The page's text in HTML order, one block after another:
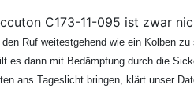
C173-11-095 ist zwar
Ruf weitestgehend wie ein Kolben
es dann mit Bedämpfung durch die
ans Tageslicht bringen, klärt unser